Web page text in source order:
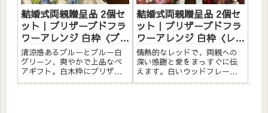
結婚式両親贈呈品 2個セ
ット｜プリザーブドフラ
ワーアレンジ 白枠〈ブル
ー＆ブルー白グリーン〉
文字入れ
清涼感あるブルーとブルー白
グリーン、爽やかで上品なペ
アギフト。白木枠にプリザー
ブドフラワーと造花をたっぷ
結婚式両親贈呈品 2個セ
ット｜プリザーブドフラ
ワーアレンジ 白枠〈レッ
ドペア〉文字入れ
情熱的なレッドで、両親への
深い感謝と愛をまっすぐに伝
えます。白いウッドフレーム
にプリザーブドフラワーと造